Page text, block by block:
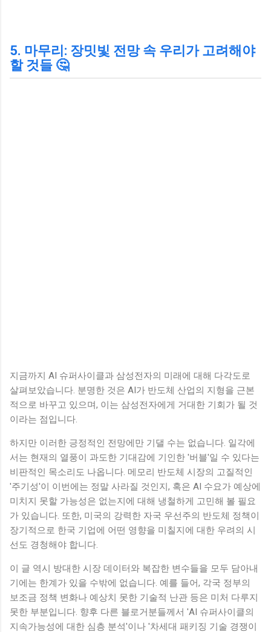
5. 마무리: 장밋빛 전망 속 우리가 고려해야
할 것들 🤔
지금까지 AI 슈퍼사이클과 삼성전자의 미래에 대해 다각도로
살펴보았습니다. 분명한 것은 AI가 반도체 산업의 지형을 근본
적으로 바꾸고 있으며, 이는 삼성전자에게 거대한 기회가 될 것
이라는 점입니다.
하지만 이러한 긍정적인 전망에만 기댈 수는 없습니다. 일각에
서는 현재의 열풍이 과도한 기대감에 기인한 '버블'일 수 있다는
비판적인 목소리도 나옵니다. 메모리 반도체 시장의 고질적인
'주기성'이 이번에는 정말 사라질 것인지, 혹은 AI 수요가 예상에
미치지 못할 가능성은 없는지에 대해 냉철하게 고민해 볼 필요
가 있습니다. 또한, 미국의 강력한 자국 우선주의 반도체 정책이
장기적으로 한국 기업에 어떤 영향을 미칠지에 대한 우려의 시
선도 경청해야 합니다.
이 글 역시 방대한 시장 데이터와 복잡한 변수들을 모두 담아내
기에는 한계가 있을 수밖에 없습니다. 예를 들어, 각국 정부의
보조금 정책 변화나 예상치 못한 기술적 난관 등은 미처 다루지
못한 부분입니다. 향후 다른 블로거분들께서 'AI 슈퍼사이클의
지속가능성에 대한 심층 분석'이나 '차세대 패키징 기술 경쟁이